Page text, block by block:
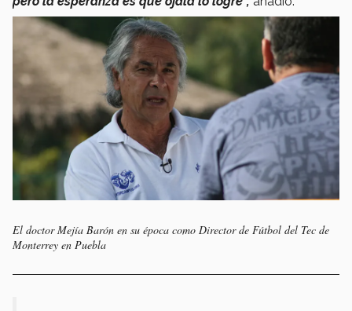
El doctor Mejía Barón en su época como Director de Fútbol del Tec de
Monterrey en Puebla